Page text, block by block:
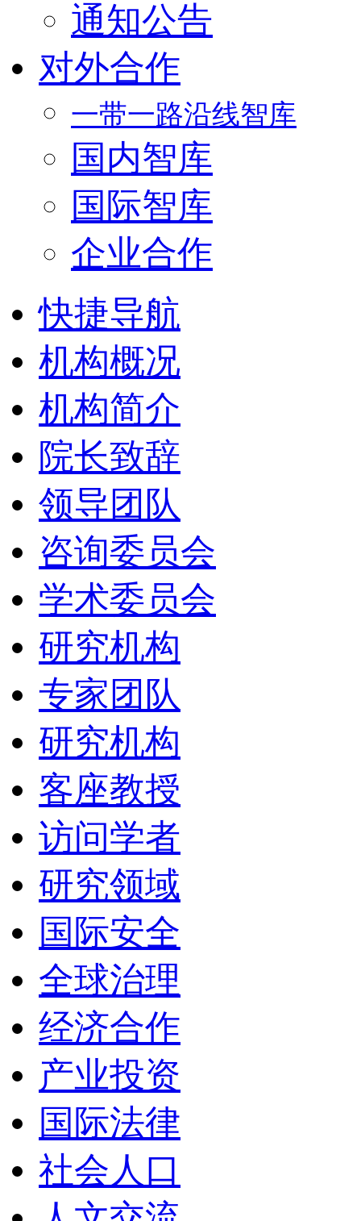
通知公告
对外合作
一带一路沿线智库
国内智库
国际智库
企业合作
快捷导航
机构概况
机构简介
院长致辞
领导团队
咨询委员会
学术委员会
研究机构
专家团队
研究机构
客座教授
访问学者
研究领域
国际安全
全球治理
经济合作
产业投资
国际法律
社会人口